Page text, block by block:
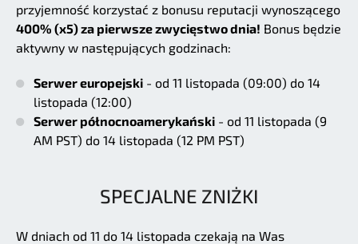
przyjemność korzystać z bonusu reputacji wynoszącego
400% (x5) za pierwsze zwycięstwo dnia! Bonus będzie
aktywny w następujących godzinach:
Serwer europejski - od 11 listopada (09:00) do 14
listopada (12:00)
Serwer północnoamerykański - od 11 listopada (9
AM PST) do 14 listopada (12 PM PST)
SPECJALNE ZNIŻKI
W dniach od 11 do 14 listopada czekają na Was